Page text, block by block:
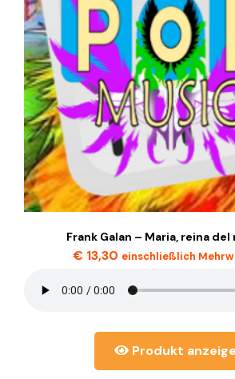
Frank Galan – Maria, reina
€13,30 einschließlich
Produkt